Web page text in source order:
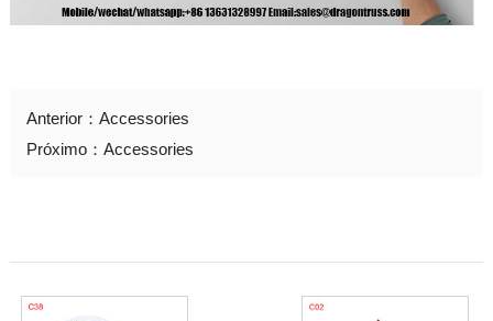
Anterior： Accessories
Próximo： Accessories